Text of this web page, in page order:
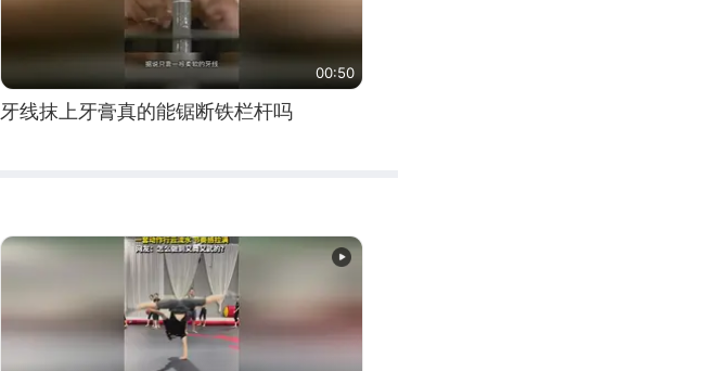
00:50
牙线抹上牙膏真的能锯断铁栏杆吗